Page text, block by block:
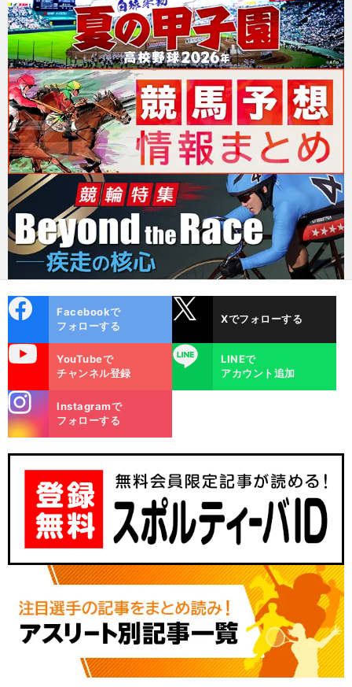
ok
Facebookで
フォローする
Xでフォローする
YouTubeで
チャンネル登録
LINE
LINEで
アカウント追加
m
Instagramで
フォローする